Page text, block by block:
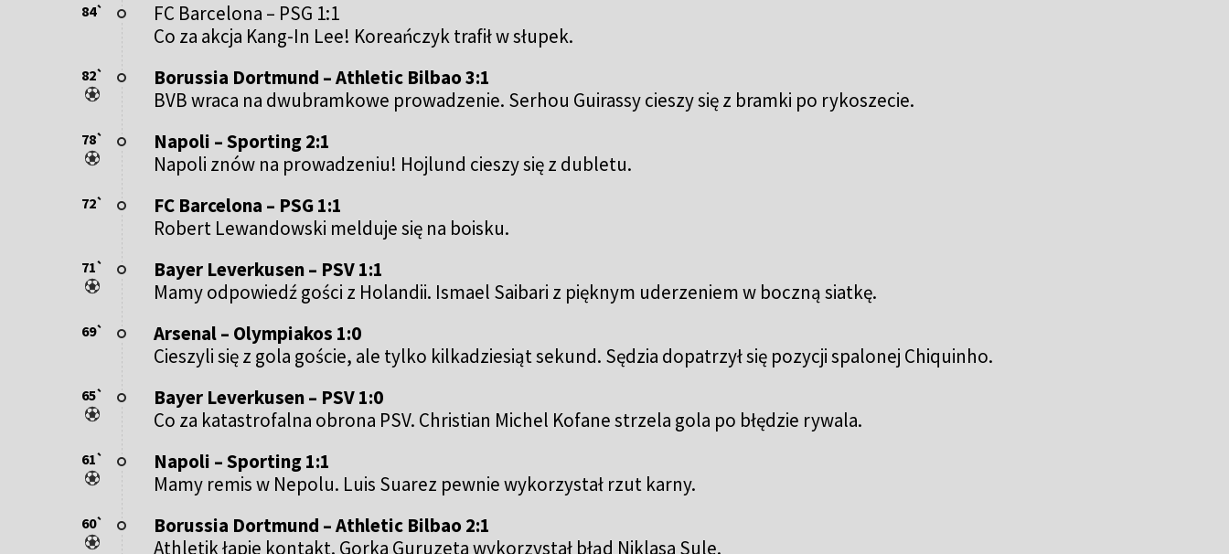
84`
FC Barcelona – PSG 1:1
Co za akcja Kang-In Lee! Koreańczyk trafił w słupek.
82`
Borussia Dortmund – Athletic Bilbao 3:1
BVB wraca na dwubramkowe prowadzenie. Serhou Guirassy cieszy się z bramki po rykoszecie.
78`
Napoli – Sporting 2:1
Napoli znów na prowadzeniu! Hojlund cieszy się z dubletu.
72`
FC Barcelona – PSG 1:1
Robert Lewandowski melduje się na boisku.
71`
Bayer Leverkusen – PSV 1:1
Mamy odpowiedź gości z Holandii. Ismael Saibari z pięknym uderzeniem w boczną siatkę.
69`
Arsenal – Olympiakos 1:0
Cieszyli się z gola goście, ale tylko kilkadziesiąt sekund. Sędzia dopatrzył się pozycji spalonej Chiquinho.
65`
Bayer Leverkusen – PSV 1:0
Co za katastrofalna obrona PSV. Christian Michel Kofane strzela gola po błędzie rywala.
61`
Napoli – Sporting 1:1
Mamy remis w Nepolu. Luis Suarez pewnie wykorzystał rzut karny.
60`
Borussia Dortmund – Athletic Bilbao 2:1
Athletik łapie kontakt. Gorka Guruzeta wykorzystał błąd Niklasa Sule.